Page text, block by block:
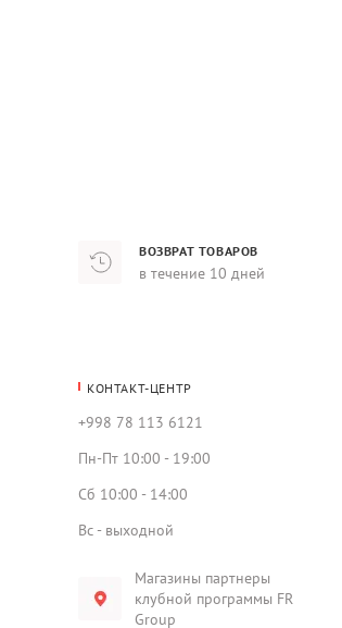
ВОЗВРАТ ТОВАРОВ
в течение 10 дней
КОНТАКТ-ЦЕНТР
+998 78 113 6121
Пн-Пт 10:00 - 19:00
Сб 10:00 - 14:00
Вс - выходной
Магазины партнеры
клубной программы FR
Group